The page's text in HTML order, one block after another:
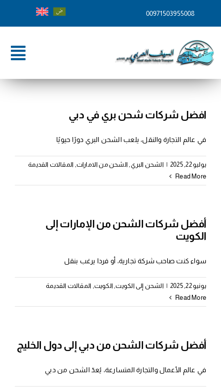
00971503955008
الرئيسية
وجهات الشحن
افضل شركات شحن بري في دبي
في عالم التجارة والنقل، يلعب الشحن البري دورًا حيويًا
يوليو 22, 2025 | الشحن البري الشحن من الامارات المقالات القديمة
Read More
أفضل شركات الشحن من الإمارات إلى
الكويت
سواء كنت صاحب شركة تجارية، أو فردا يرغب بنقل
يونيو 22, 2025 | الشحن إلى الكويت, الكويت المقالات القديمة
Read More
أفضل شركات الشحن من دبي إلى دول الخليج
في عالم الأعمال والتجارة المتسارعة، يُعدّ الشحن من دبي